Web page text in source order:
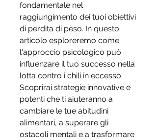
fondamentale nel
raggiungimento dei tuoi obiettivi
di perdita di peso. In questo
articolo esploreremo come
l'approccio psicologico può
influenzare il tuo successo nella
lotta contro i chili in eccesso.
Scoprirai strategie innovative e
potenti che ti aiuteranno a
cambiare le tue abitudini
alimentari, a superare gli
ostacoli mentali e a trasformare